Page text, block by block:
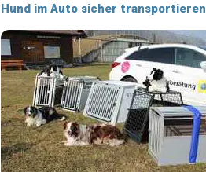
Hund im Auto sicher transportieren